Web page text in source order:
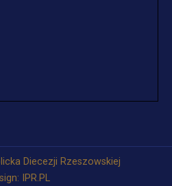
Diecezji Rzeszowskiej
IPR.PL